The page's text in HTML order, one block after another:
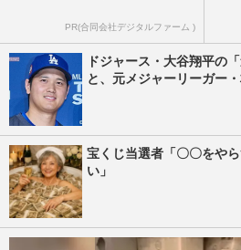
PR(合同会社デジタルファーム )
ドジャース・大谷翔平の
と、元メジャーリーガー
宝くじ当選者「〇〇をや
い」